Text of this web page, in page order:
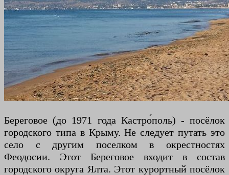
Береговое (до 1971 года Кастро́поль) - посёлок
городского типа в Крыму. Не следует путать это
село с другим поселком в окрестностях
Феодосии. Этот Береговое входит в состав
городского округа Ялта. Этот курортный посёлок